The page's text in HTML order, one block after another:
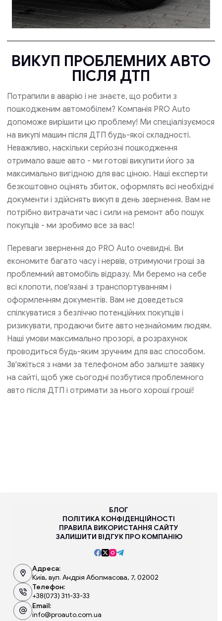
ВИКУП ПРОБЛЕМНИХ АВТО
ПІСЛЯ ДТП
Потрапили в аварію і не знаєте, що робити з
пошкодженим автомобілем? Компанія PRO Auto
допоможе вирішити цю проблему! Ми спеціалізуємося
на викупі машин після ДТП будь-якої складності.
Неважливо, наскільки серйозні пошкодження
отримало ваше авто - ми готові викупити його за
максимально вигідною для вас ціною. Наші експерти
безкоштовно оцінять збиток, оформлять всі необхідні
документи і здійснять викуп в день звернення. Вам не
потрібно витрачати час і сили на ремонт або пошук
покупців - ми зробимо все за вас!
Переваги звернення до PRO Auto очевидні. Ви
економите багато часу і нервів, отримуючи гроші за
проблемний автомобіль відразу. Ми беремо на себе
всі клопоти, пов'язані з транспортуванням і
оформленням документів. Вам не доведеться
спілкуватися з безліччю потенційних покупців і
ризикувати, продаючи бите авто незнайомим людям.
Наші умови максимально прозорі, а розрахунок
проводиться будь-яким зручним для вас способом.
Зв'яжіться з нами за телефоном або залиште заявку
на сайті, щоб уже сьогодні позбутися проблемного
авто після ДТП і отримати за нього хороші гроші!
БЛОГ
ПОЛІТИКА КОНФІДЕНЦІЙНОСТІ
ПРАВИЛА ВИКОРИСТАННЯ САЙТУ
ЗАЛИШИТИ ВІДГУК ПРО КОМПАНІЮ
Адреса:
Київ, вул. Андрія Аболмасова, 7, 02002
Телефон:
+38(073) 311-33-33
Email:
info@proauto.com.ua